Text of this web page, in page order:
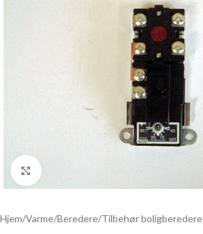
Click to enlarge
Hjem/Varme/Beredere/Tilbehør boligberedere